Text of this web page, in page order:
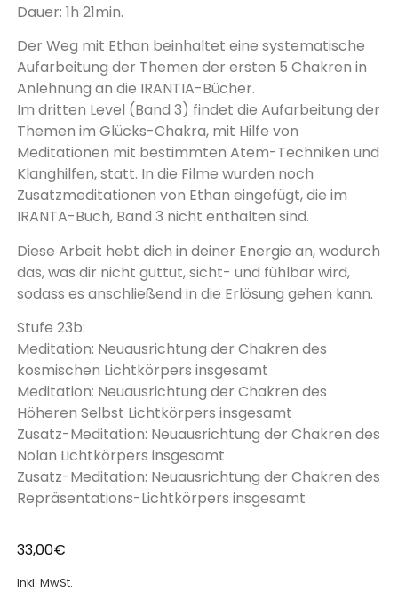
Dauer: 1h 21min.
Der Weg mit Ethan beinhaltet eine systematische
Aufarbeitung der Themen der ersten 5 Chakren in
Anlehnung an die IRANTIA-Bücher.
Im dritten Level (Band 3) findet die Aufarbeitung der
Themen im Glücks-Chakra, mit Hilfe von
Meditationen mit bestimmten Atem-Techniken und
Klanghilfen, statt. In die Filme wurden noch
Zusatzmeditationen von Ethan eingefügt, die im
IRANTA-Buch, Band 3 nicht enthalten sind.
Diese Arbeit hebt dich in deiner Energie an, wodurch
das, was dir nicht guttut, sicht- und fühlbar wird,
sodass es anschließend in die Erlösung gehen kann.
Stufe 23b:
Meditation: Neuausrichtung der Chakren des
kosmischen Lichtkörpers insgesamt
Meditation: Neuausrichtung der Chakren des
Höheren Selbst Lichtkörpers insgesamt
Zusatz-Meditation: Neuausrichtung der Chakren des
Nolan Lichtkörpers insgesamt
Zusatz-Meditation: Neuausrichtung der Chakren des
Repräsentations-Lichtkörpers insgesamt
33,00€
Inkl. MwSt.